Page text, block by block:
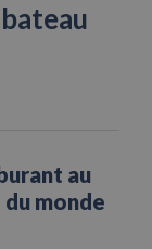
au
monde